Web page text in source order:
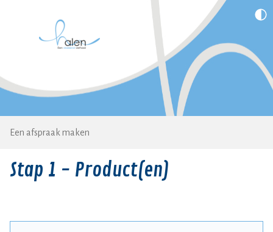
Een afspraak maken
Stap 1 - Product(en)